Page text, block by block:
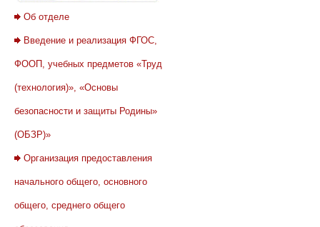
Об отделе
Введение и реализация ФГОС,
ФООП, учебных предметов «Труд
(технология)», «Основы
безопасности и защиты Родины»
(ОБЗР)»
Организация предоставления
начального общего, основного
общего, среднего общего